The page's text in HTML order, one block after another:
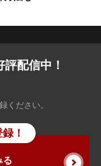
配信中！
ください。
る
！